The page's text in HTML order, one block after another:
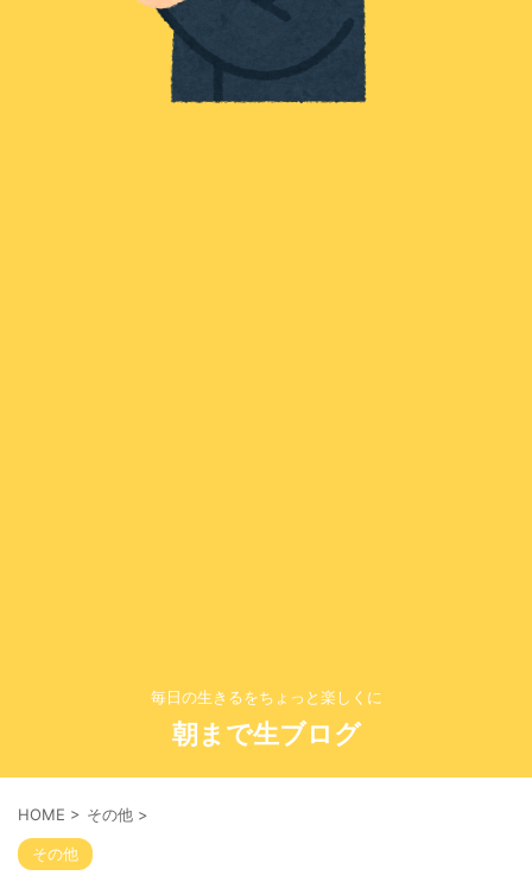
毎日の生きるをちょっと楽しくに
朝まで生ブログ
HOME > その他 >
その他